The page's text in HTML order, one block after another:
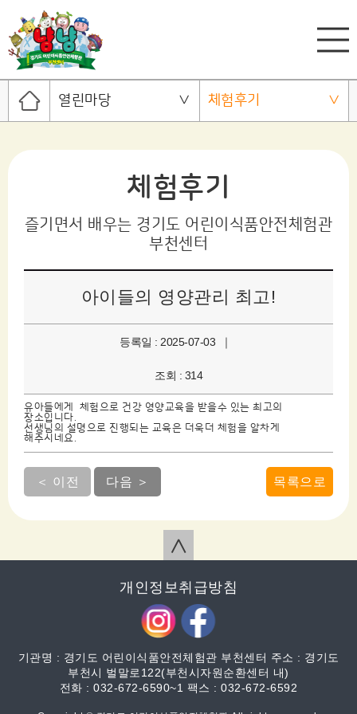
열린마당 체험후기
체험후기
즐기면서 배우는 경기도 어린이식품안전체험관
부천센터
아이들의 영양관리 최고!
등록일 : 2025-07-03 ｜
조회 : 314
유아들에게 체험으로 건강 영양교육을 받을수 있는 최고의
장소입니다.
선생님의 설명으로 진행되는 교육은 더욱더 체험을 알차게
해주시네요.
＜ 이전 다음 ＞ 목록으로
개인정보취급방침
기관명 : 경기도 어린이식품안전체험관 부천센터 주소 : 경기도
부천시 벌말로122(부천시자원순환센터 내)
전화 : 032-672-6590~1 팩스 : 032-672-6592
∧